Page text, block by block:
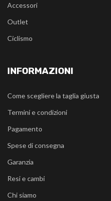
Accessori
Outlet
Ciclismo
INFORMAZIONI
Come scegliere la taglia giusta
Termini e condizioni
Pagamento
Spese di consegna
Garanzia
Resi e cambi
Chi siamo